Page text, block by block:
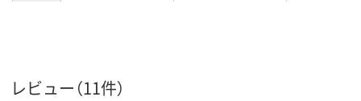
レビュー（11件）